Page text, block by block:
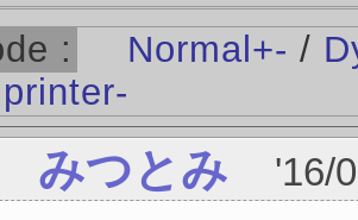
: Normal +- /
printer-
みつとみ '16/